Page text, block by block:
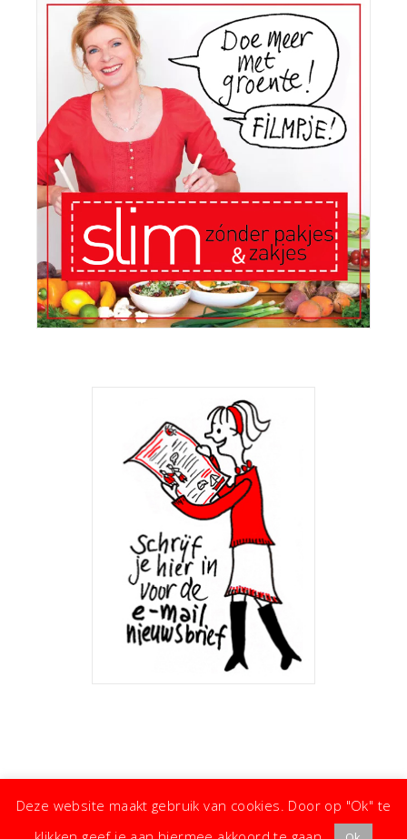
Deze website maakt gebruik van cookies. Door op "Ok" te